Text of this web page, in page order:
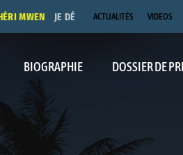
JE DÉDICACE LE TITRE "CHÉRI
ACTUALITÉS VIDEOS
BIOGRAPHIE DOSSIER DE